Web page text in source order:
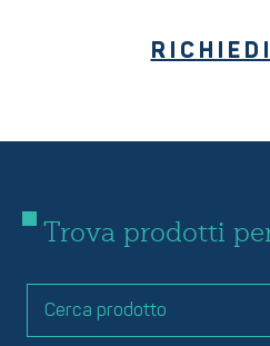
Trova prodotti